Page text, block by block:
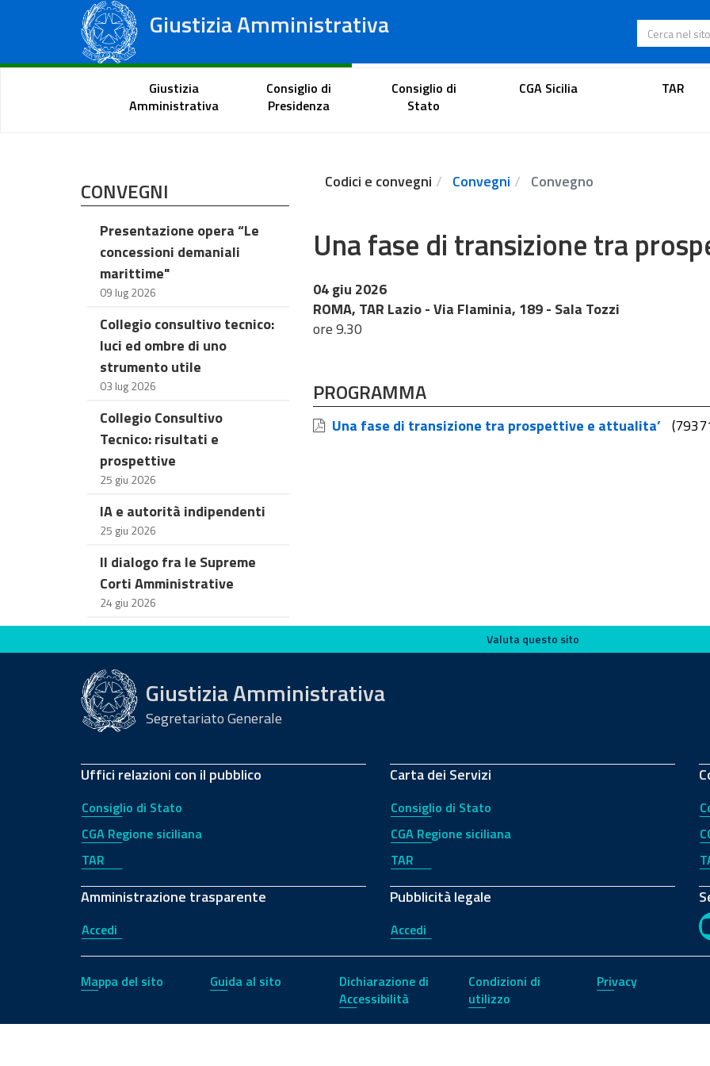
Giustizia Amministrativa
Tribunali Amministrativi Regionali
Cerca nel
Portale del cittadino Portale dell'avvocato
Giustizia
Amministrativa
Consiglio di
Presidenza
Consiglio di
Stato
CGA Sicilia TAR
CONVEGNI
Presentazione opera “Le
concessioni demaniali
marittime"
09 lug 2026
Collegio consultivo tecnico:
luci ed ombre di uno
strumento utile
03 lug 2026
Collegio Consultivo
Tecnico: risultati e
prospettive
25 giu 2026
IA e autorità indipendenti
25 giu 2026
Il dialogo fra le Supreme
Corti Amministrative
24 giu 2026
Codici e convegni Convegni Convegno
Una fase di transizione tra
04 giu 2026
ROMA, TAR Lazio - Via Flaminia, 189 - Sala Tozzi
ore 9.30
PROGRAMMA
Una fase di transizione tra prospettive e attualita’
Valuta questo sito Valuta questo sito
Giustizia Amministrativa
Segretariato Generale
Uffici relazioni con il pubblico
Consiglio di Stato
CGA Regione siciliana
TAR
Amministrazione trasparente
Accedi
Carta dei Servizi
Consiglio di Stato
CGA Regione siciliana
TAR
Pubblicità legale
Accedi
Mappa del sito Guida al sito
Dichiarazione di
Accessibilità
Condizioni di
utilizzo
Privacy